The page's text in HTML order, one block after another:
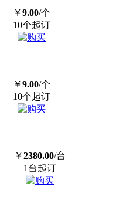
￥9.00/个
10个起订
￥9.00/个
10个起订
￥2380.00/台
1台起订